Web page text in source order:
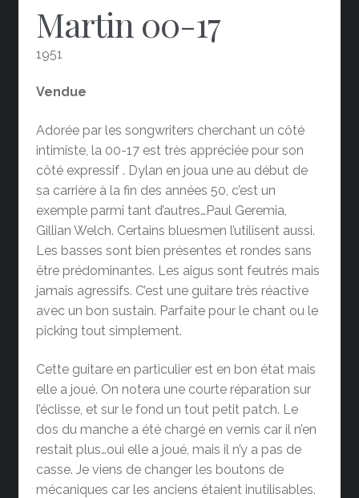
Martin 00-17
1951
Vendue
Adorée par les songwriters cherchant un côté
intimiste, la 00-17 est très appréciée pour son
côté expressif . Dylan en joua une au début de
sa carrière à la fin des années 50, c’est un
exemple parmi tant d’autres…Paul Geremia,
Gillian Welch. Certains bluesmen l’utilisent aussi.
Les basses sont bien présentes et rondes sans
être prédominantes. Les aigus sont feutrés mais
jamais agressifs. C’est une guitare très réactive
avec un bon sustain. Parfaite pour le chant ou le
picking tout simplement.
Cette guitare en particulier est en bon état mais
elle a joué. On notera une courte réparation sur
l’éclisse, et sur le fond un tout petit patch. Le
dos du manche a été chargé en vernis car il n’en
restait plus…oui elle a joué, mais il n’y a pas de
casse. Je viens de changer les boutons de
mécaniques car les anciens étaient inutilisables.